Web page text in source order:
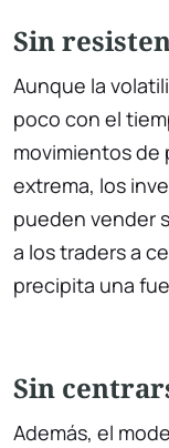
Sin
Aunque la
poco con el
movimientos de
extrema, los
pueden vender
a los traders a
precipita una
Sin
Además, el